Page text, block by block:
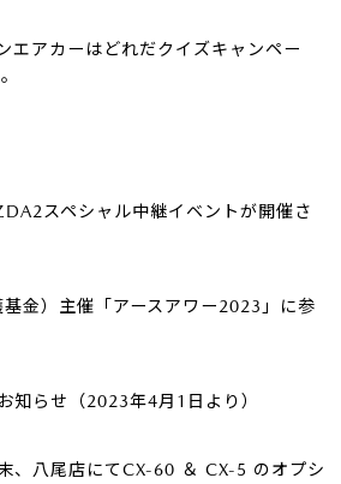
エアカーはどれだクイズキャンペー
スペシャル中継イベントが開催さ
金）主催「アースアワー2023」に参
知らせ（2023年4月1日より）
、八尾店にてCX-60 ＆ CX-5 のオプシ